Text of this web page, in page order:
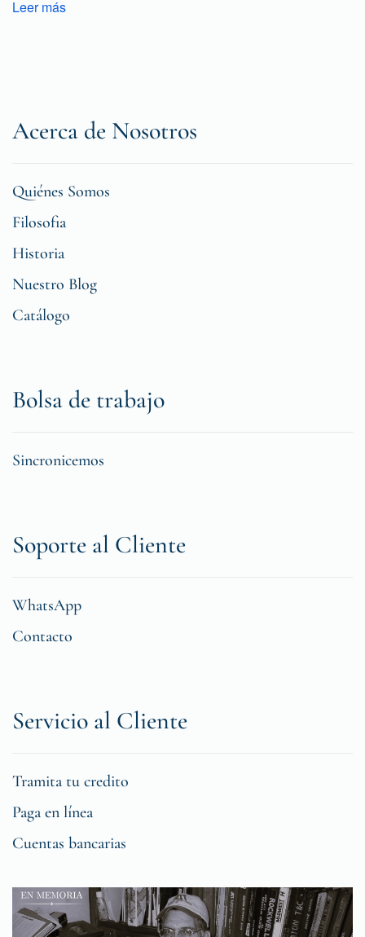
Leer más
Acerca de Nosotros
Quiénes Somos
Filosofia
Historia
Nuestro Blog
Catálogo
Bolsa de trabajo
Sincronicemos
Soporte al Cliente
WhatsApp
Contacto
Servicio al Cliente
Tramita tu credito
Paga en línea
Cuentas bancarias